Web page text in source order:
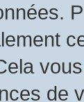
de